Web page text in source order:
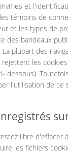
et
témoins de
et les types de
des bandeaux
plupart des
les
dessous).
l'utilisation de ce
libre
les fichiers